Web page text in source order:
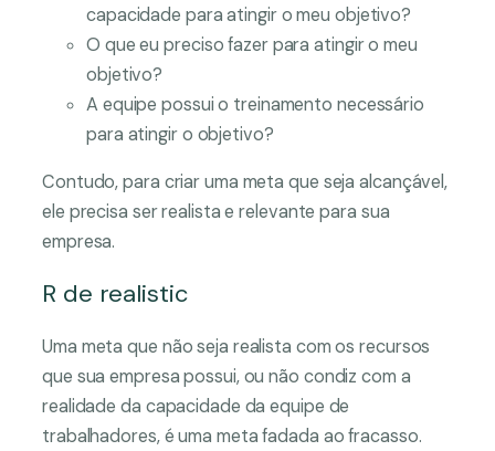
capacidade para atingir o meu objetivo?
O que eu preciso fazer para atingir o meu
objetivo?
A equipe possui o treinamento necessário
para atingir o objetivo?
Contudo, para criar uma meta que seja alcançável,
ele precisa ser realista e relevante para sua
empresa.
R de realistic
Uma meta que não seja realista com os recursos
que sua empresa possui, ou não condiz com a
realidade da capacidade da equipe de
trabalhadores, é uma meta fadada ao fracasso.